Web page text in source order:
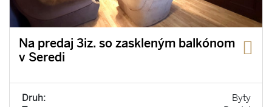
Na predaj 3iz. so zaskleným balkónom
v Seredi
Druh:
Byty